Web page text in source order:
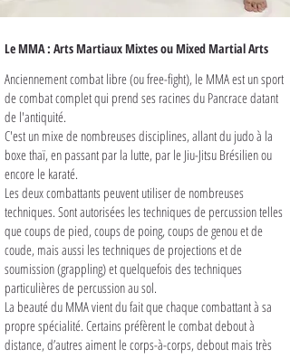
Le MMA : Arts Martiaux Mixtes ou Mixed Martial Arts
Anciennement combat libre (ou free-fight), le MMA est un sport
de combat complet qui prend ses racines du Pancrace datant
de l'antiquité.
C'est un mixe de nombreuses disciplines, allant du judo à la
boxe thaï, en passant par la lutte, par le Jiu-Jitsu Brésilien ou
encore le karaté.
Les deux combattants peuvent utiliser de nombreuses
techniques. Sont autorisées les techniques de percussion telles
que coups de pied, coups de poing, coups de genou et de
coude, mais aussi les techniques de projections et de
soumission (grappling) et quelquefois des techniques
particulières de percussion au sol.
La beauté du MMA vient du fait que chaque combattant à sa
propre spécialité. Certains préfèrent le combat debout à
distance, d’autres aiment le corps-à-corps, debout mais très